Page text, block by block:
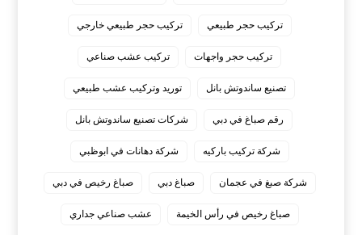
تركيب حجر طبيعي تركيب حجر طبيعي خارجي
تركيب حجر واجهات تركيب عشب صناعي
تصنيع ساندوتش بانل توريد وتركيب عشب طبيعي
رقم صباغ في دبي شركات تصنيع ساندوتش بانل
شركة تركيب باركيه شركة دهانات في ابوظبي
شركة صبغ في عجمان صباغ دبي صباغ رخيص في دبي
صباغ رخيص في رأس الخيمة عشب صناعي جداري